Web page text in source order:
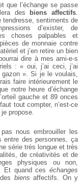
que l’échange se passe
des biens affectifs
tendresse, sentiments de
d’exister, de
choses palpables et
de monnaie contre
et j’en retire un bien
dire à mes ami-e-s
: « oui, j’ai ceci, j’ai
». Si je le voulais,
faire intérieurement le
notre heure d’échange
gauche et 89 onces
tout compter, n’est-ce
propose.
nous embrouiller les
entre des personnes, ça
série très longue et très
de créativités et de
physiques ou non,
Et quand ces échanges
biens affectifs. On y